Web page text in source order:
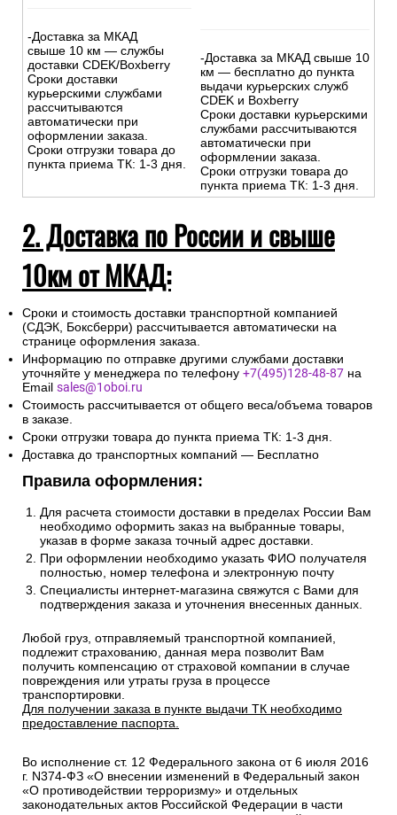
-Доставка за МКАД
свыше 10 км — службы
доставки CDEK/Boxberry
Сроки доставки
курьерскими службами
рассчитываются
автоматически при
оформлении заказа.
Сроки отгрузки товара до
пункта приема ТК: 1-3 дня.
-Доставка за МКАД свыше 10
км — бесплатно до пункта
выдачи курьерских служб
CDEK и Boxberry
Сроки доставки курьерскими
службами рассчитываются
автоматически при
оформлении заказа.
Сроки отгрузки товара до
пункта приема ТК: 1-3 дня.
2. Доставка по России и свыше
10км от МКАД:
Сроки и стоимость доставки транспортной компанией
(СДЭК, Боксберри) рассчитывается автоматически на
странице оформления заказа.
Информацию по отправке другими службами доставки
уточняйте у менеджера по телефону +7(495)128-48-87 на
Email sales@1oboi.ru
Стоимость рассчитывается от общего веса/объема товаров
в заказе.
Сроки отгрузки товара до пункта приема ТК: 1-3 дня.
Доставка до транспортных компаний — Бесплатно
Правила оформления:
Для расчета стоимости доставки в пределах России Вам
необходимо оформить заказ на выбранные товары,
указав в форме заказа точный адрес доставки.
При оформлении необходимо указать ФИО получателя
полностью, номер телефона и электронную почту
Специалисты интернет-магазина свяжутся с Вами для
подтверждения заказа и уточнения внесенных данных.
Любой груз, отправляемый транспортной компанией,
подлежит страхованию, данная мера позволит Вам
получить компенсацию от страховой компании в случае
повреждения или утраты груза в процессе
транспортировки.
Для получении заказа в пункте выдачи ТК необходимо
предоставление паспорта.
Во исполнение ст. 12 Федерального закона от 6 июля 2016
г. N374-ФЗ «О внесении изменений в Федеральный закон
«О противодействии терроризму» и отдельных
законодательных актов Российской Федерации в части